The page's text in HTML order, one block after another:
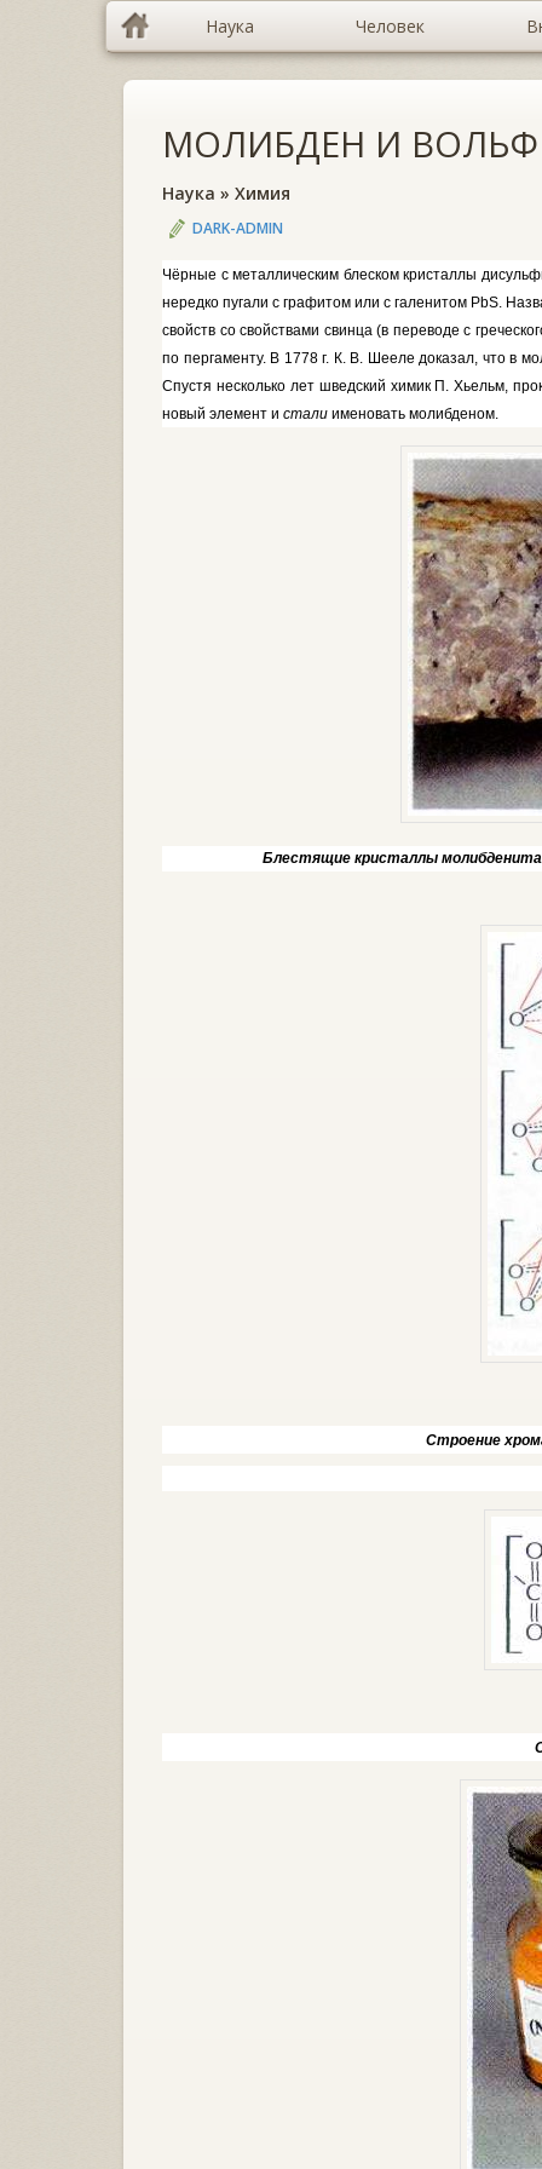
Наука Человек
МОЛИБДЕН И
Наука » Химия
DARK-ADMIN
Чёрные с металлическим блеском кри­сталлы
нередко пугали с графитом или с галенитом PbS.
свойств со свойствами свинца (в переводе с
по пергамен­ту. В 1778 г. К. В. Шееле доказал, что в
Спустя несколько лет шведский хи­мик П. Хьельм,
новый элемент и стали именовать молибденом.
Блестящие кристаллы
Строение